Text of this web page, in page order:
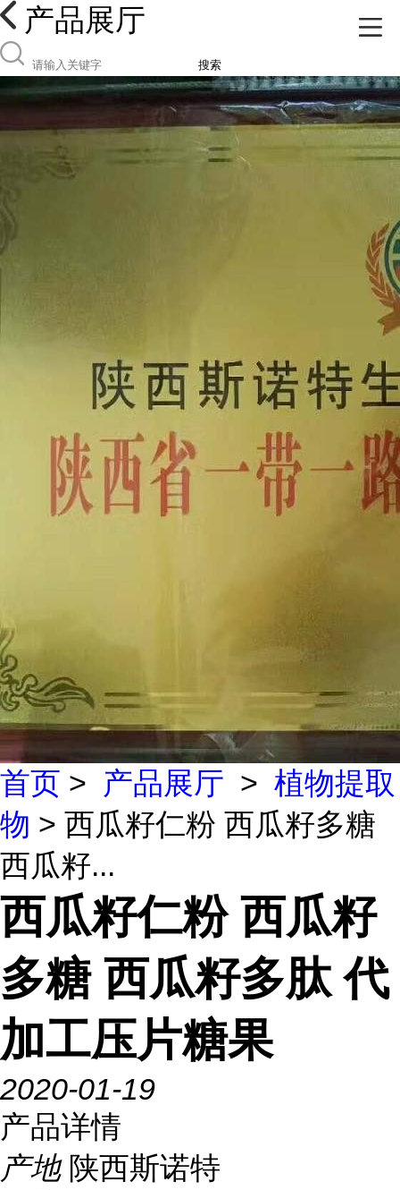
产品展厅
搜索
首页 > 产品展厅 > 植物提取
物 > 西瓜籽仁粉 西瓜籽多糖
西瓜籽...
西瓜籽仁粉 西瓜籽
多糖 西瓜籽多肽 代
加工压片糖果
2020-01-19
产品详情
产地 陕西斯诺特